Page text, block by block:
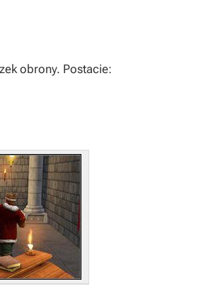
obrony. Postacie: